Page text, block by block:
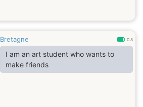
Bretagne 0.8
I am an art student who wants to
make friends